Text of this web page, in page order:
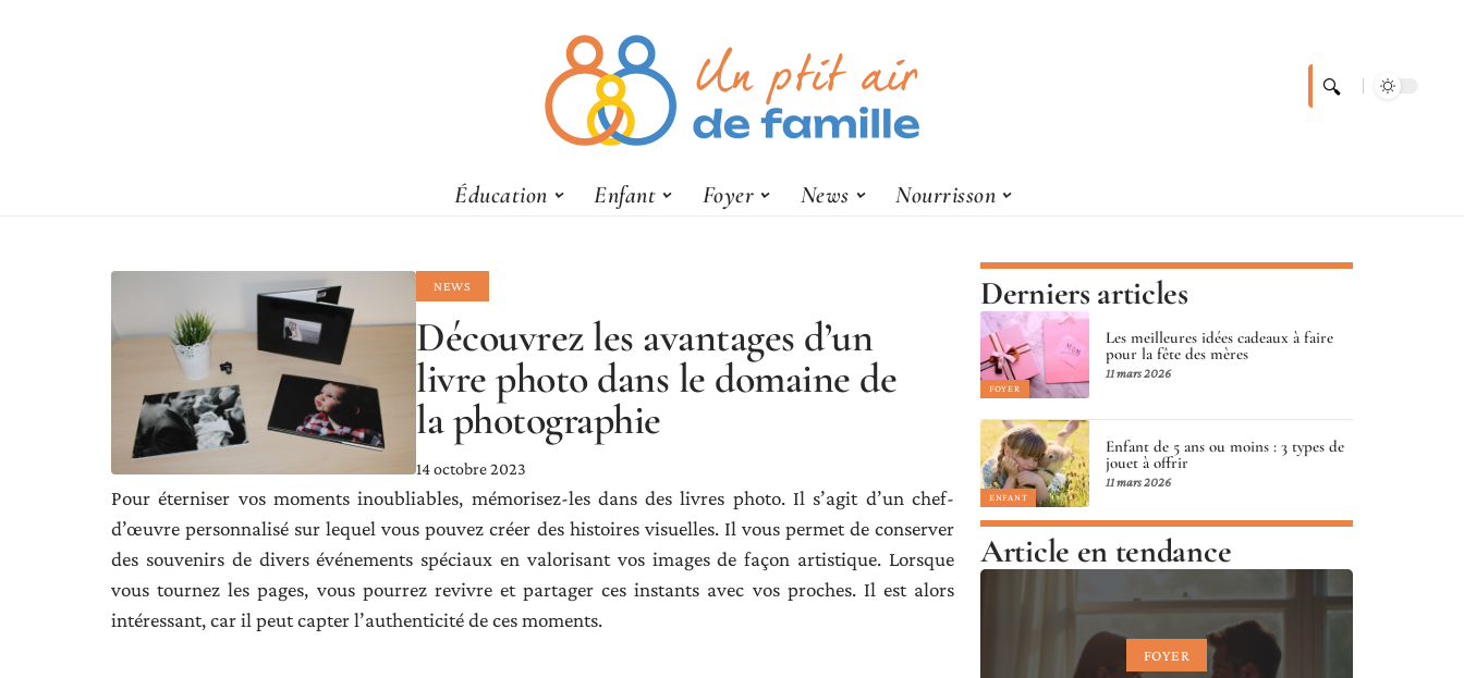
Éducation Enfant Foyer News Nourrisson
NEWS
Découvrez les avantages d’un
livre photo dans le domaine de
la photographie
14 octobre 2023
Pour éterniser vos moments inoubliables, mémorisez-les dans des livres photo. Il s’agit d’un chef-
d’œuvre personnalisé sur lequel vous pouvez créer des histoires visuelles. Il vous permet de conserver
des souvenirs de divers événements spéciaux en valorisant vos images de façon artistique. Lorsque
vous tournez les pages, vous pourrez revivre et partager ces instants avec vos proches. Il est alors
intéressant, car il peut capter l’authenticité de ces moments.
Derniers articles
FOYER
Les meilleures idées cadeaux à faire
pour la fête des mères
11 mars 2026
ENFANT
Enfant de 5 ans ou moins : 3 types de
jouet à offrir
11 mars 2026
Article en tendance
FOYER